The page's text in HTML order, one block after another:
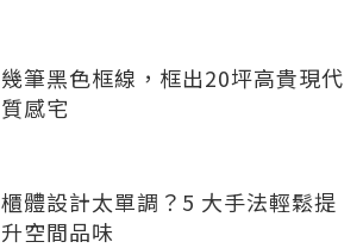
幾筆黑色框線，框出20坪高貴現代
質感宅
櫃體設計太單調？5 大手法輕鬆提
升空間品味